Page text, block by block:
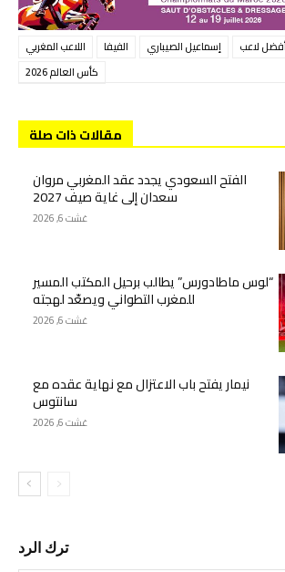
لاعب إسماعيل الصيباري الفيفا
اللاعب المغربي
كأس العالم 2026
مقالات ذات صلة
الفتح السعودي يجدد عقد المغربي مروان
سعدان إلى غاية صيف 2027
غشت 6, 2026
“لوس ماطادورس” يطالب برحيل المكتب المسير
للمغرب التطواني ويصعّد لهجته
غشت 6, 2026
نيمار يفتح باب الاعتزال مع نهاية عقده مع
سانتوس
غشت 6, 2026
ترك الرد